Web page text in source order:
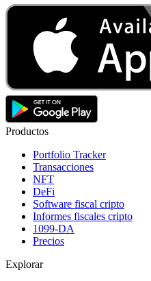
Productos
Portfolio Tracker
Transacciones
NFT
DeFi
Software fiscal cripto
Informes fiscales cripto
1099-DA
Precios
Explorar